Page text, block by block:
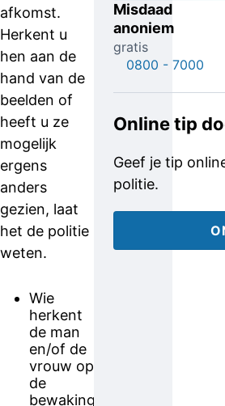
afkomst.
Herkent u
hen aan de
hand van de
beelden of
heeft u ze
mogelijk
ergens
anders
gezien, laat
het de politie
weten.
Wie
herkent
de man
en/of de
vrouw op
de
bewakingsbeelden?
Misdaad
anoniem
gratis
0800 - 7000
Online tip
Geef je tip
politie.